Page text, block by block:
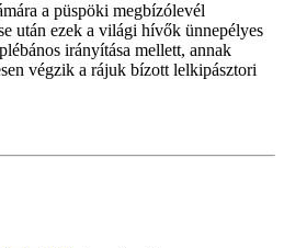
a püspöki megbízólevél
után ezek a világi hívők ünnepélyes
irányítása mellett, annak
végzik a rájuk bízott lelkipásztori